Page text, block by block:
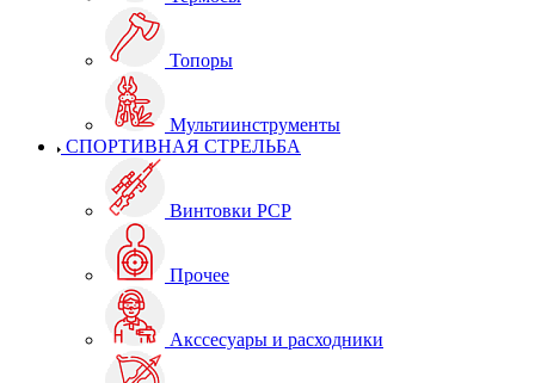
Топоры
Мультиинструменты
СПОРТИВНАЯ СТРЕЛЬБА
Винтовки PCP
Прочее
Акссесуары и расходники